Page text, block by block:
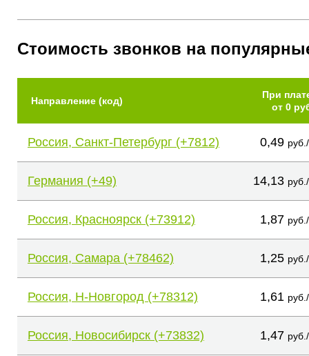
Стоимость звонков на
Направление (код)
При
от 0
Россия, Санкт-Петербург (+7812) 0,49
Германия (+49) 14,13
Россия, Красноярск (+73912) 1,87
Россия, Самара (+78462) 1,25
Россия, Н-Новгород (+78312) 1,61
Россия, Новосибирск (+73832) 1,47